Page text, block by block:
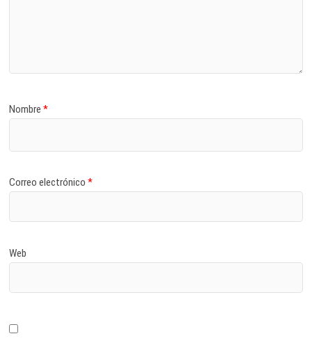
Nombre*
Correo electrónico*
Web